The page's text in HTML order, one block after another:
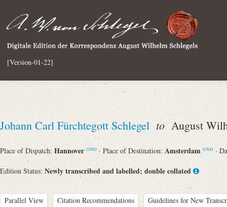
[Version-01-22]
Johann Carl Fürchtegott Schlegel toAugust
Place of Dispatch: Hannover GND · Place of Destination: Amsterdam GND ·
Edition Status: Newly transcribed and labelled; double collated
Parallel View Citation Recommendations Guidelines for New